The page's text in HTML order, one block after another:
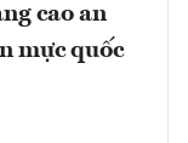
cao an
mực quốc